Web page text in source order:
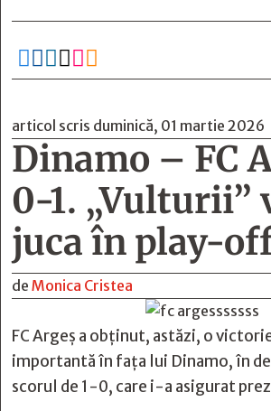
     
articol scris duminică, 01 martie 2026
Dinamo – FC
0-1. „Vulturii”
juca în play-
de Monica Cristea
FC Argeș a obținut, astăzi, o
importantă în fața lui Dinamo, în
scorul de 1-0, care i-a asigurat